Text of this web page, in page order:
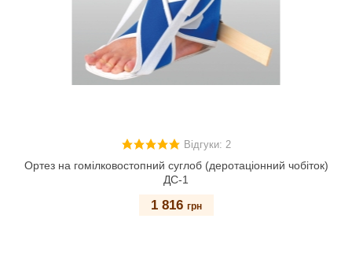
Відгуки: 2
Ортез на гомілковостопний суглоб (деротаціонний чобіток)
ДС-1
1 816 грн